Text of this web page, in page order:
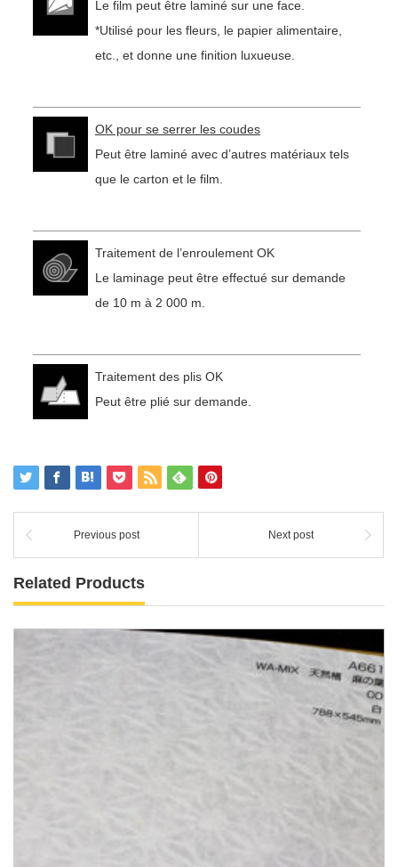
Le film peut être laminé sur une face.
*Utilisé pour les fleurs, le papier alimentaire,
etc., et donne une finition luxueuse.
OK pour se serrer les coudes
Peut être laminé avec d’autres matériaux tels
que le carton et le film.
Traitement de l’enroulement OK
Le laminage peut être effectué sur demande
de 10 m à 2 000 m.
Traitement des plis OK
Peut être plié sur demande.
Previous post Next post
Related Products